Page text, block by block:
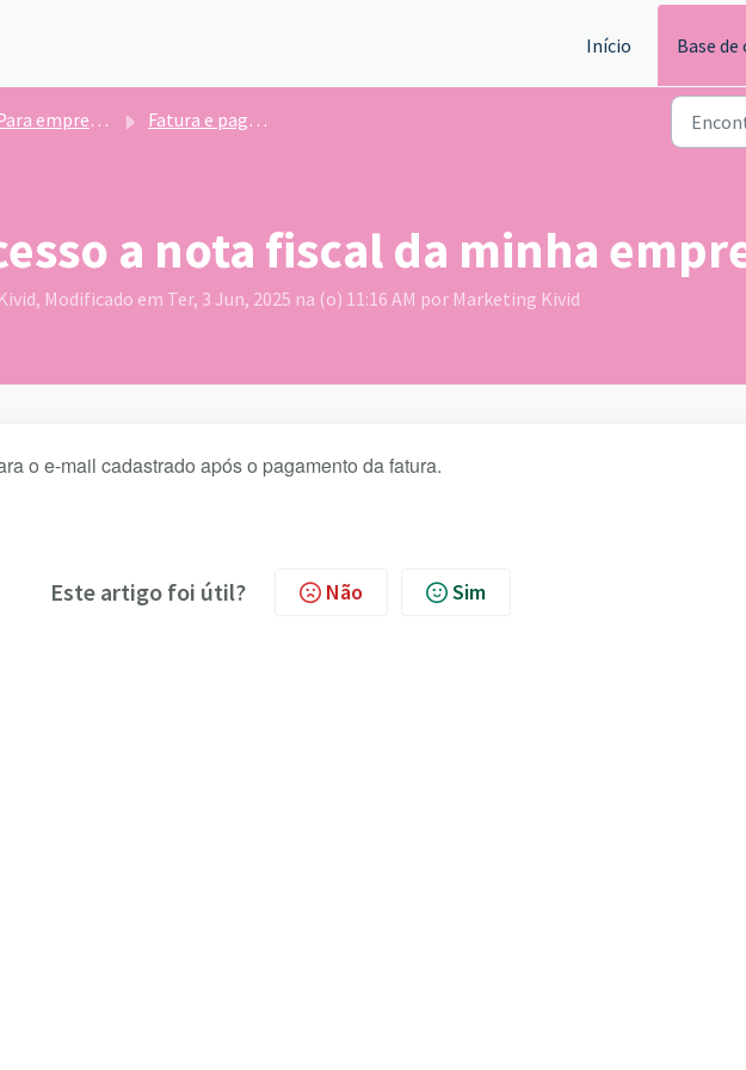
Início Base
empresas Fatura e pagamento
a nota fiscal da minha
Modificado em Ter, 3 Jun, 2025 na (o) 11:16 AM por Marketing Kivid
o e-mail cadastrado após o pagamento da fatura.
Este artigo foi útil? Não Sim